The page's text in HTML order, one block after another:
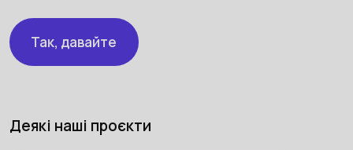
Так, давайте
Деякі наші проєкти